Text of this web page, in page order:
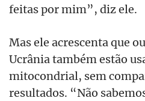
feitas por mim”, diz ele.
Mas ele acrescenta que
Ucrânia também estão
mitocondrial, sem
resultados. “Não